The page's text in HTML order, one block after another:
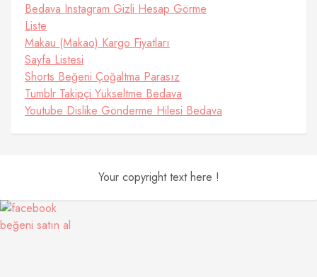
Bedava Instagram Gizli Hesap Görme
Liste
Makau (Makao) Kargo Fiyatları
Sayfa Listesi
Shorts Beğeni Çoğaltma Parasız
Tumblr Takipçi Yükseltme Bedava
Youtube Dislike Gönderme Hilesi Bedava
Your copyright text here !